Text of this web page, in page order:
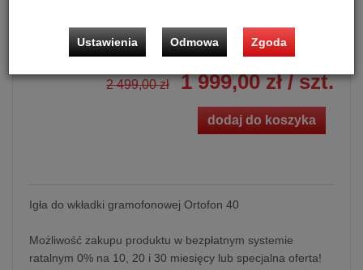
Ilość:
2 499,00 zł 1 999,00 zł/ szt.
dodaj do koszyka
Igła do wkładki gramofonowej Ortofon 40
Możliwość zakupu produktu w bezpłatnym systemie
ratalnym 0% na 10, 20 i 30 miesięcy lub specjalna oferta!
Ustawienia Odmowa Zgoda